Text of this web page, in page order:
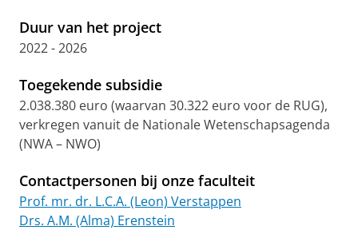
Duur van het project
2022 - 2026
Toegekende subsidie
2.038.380 euro (waarvan 30.322 euro voor de RUG),
verkregen vanuit de Nationale Wetenschapsagenda
(NWA – NWO)
Contactpersonen bij onze faculteit
Prof. mr. dr. L.C.A. (Leon) Verstappen
Drs. A.M. (Alma) Erenstein